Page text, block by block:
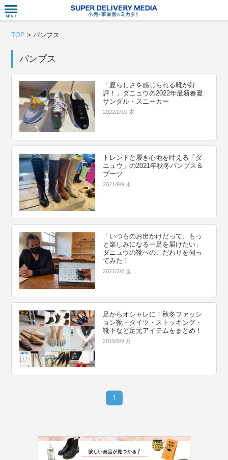
TOP >パンプス
パンプス
「夏らしさを感じられる靴が好
評！」ダニュウの2022年最新春夏
サンダル・スニーカー
2022/2/10 木
トレンドと履き心地を叶える「ダ
ニュウ」の2021年秋冬パンプス＆
ブーツ
2021/9/9 木
「いつものお出かけだって、もっ
と楽しみになる一足を届けたい」
ダニュウの靴へのこだわりを伺っ
てみた！
2021/2/5 金
足からオシャレに！秋冬ファッシ
ョン靴・タイツ・ストッキング・
靴下など足元アイテムをまとめ！
2019/9/9 月
1